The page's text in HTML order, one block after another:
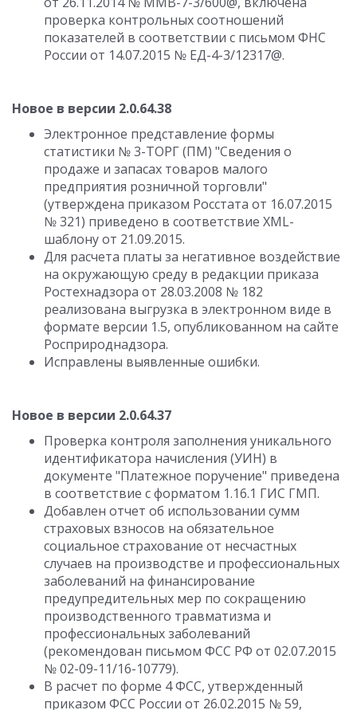
проверка контрольных соотношений
показателей в соответствии с письмом ФНС
России от 14.07.2015 № ЕД-4-3/12317@.
Новое в версии 2.0.64.38
Электронное представление формы
статистики № 3-ТОРГ (ПМ) "Сведения о
продаже и запасах товаров малого
предприятия розничной торговли"
(утверждена приказом Росстата от 16.07.2015
№ 321) приведено в соответствие XML-
шаблону от 21.09.2015.
Для расчета платы за негативное воздействие
на окружающую среду в редакции приказа
Ростехнадзора от 28.03.2008 № 182
реализована выгрузка в электронном виде в
формате версии 1.5, опубликованном на сайте
Росприроднадзора.
Исправлены выявленные ошибки.
Новое в версии 2.0.64.37
Проверка контроля заполнения уникального
идентификатора начисления (УИН) в
документе "Платежное поручение" приведена
в соответствие с форматом 1.16.1 ГИС ГМП.
Добавлен отчет об использовании сумм
страховых взносов на обязательное
социальное страхование от несчастных
случаев на производстве и профессиональных
заболеваний на финансирование
предупредительных мер по сокращению
производственного травматизма и
профессиональных заболеваний
(рекомендован письмом ФСС РФ от 02.07.2015
№ 02-09-11/16-10779).
В расчет по форме 4 ФСС, утвержденный
приказом ФСС России от 26.02.2015 № 59,